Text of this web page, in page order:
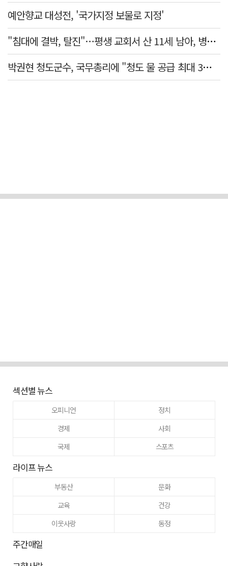
예안향교 대성전, '국가지정 보물로 지정'
"침대에 결박, 탈진"…평생 교회서 산 11세 남아, 병원 이송 끝 숨져
박권현 청도군수, 국무총리에 "청도 물 공급 최대 3만t 늘려달라"
섹션별 뉴스
오피니언
정치
경제
사회
국제
스포츠
라이프 뉴스
부동산
문화
교육
건강
이웃사랑
동정
주간매일